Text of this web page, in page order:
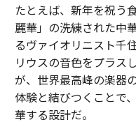
たとえば、新年を祝う
麗華」の洗練された中
るヴァイオリニスト千
リウスの音色をプラス
が、世界最高峰の楽器
体験と結びつくことで
華する設計だ。